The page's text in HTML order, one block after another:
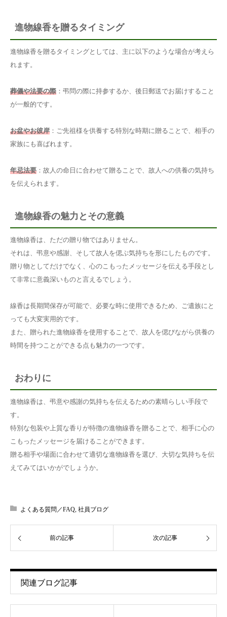
進物線香を贈るタイミング
進物線香を贈るタイミングとしては、主に以下のような場合が考えら
れます。
葬儀や法要の際 ：弔問の際に持参するか、後日郵送でお届けすること
が一般的です。
お盆やお彼岸 ：ご先祖様を供養する特別な時期に贈ることで、相手の
家族にも喜ばれます。
年忌法要 ：故人の命日に合わせて贈ることで、故人への供養の気持ち
を伝えられます。
進物線香の魅力とその意義
進物線香は、ただの贈り物ではありません。
それは、弔意や感謝、そして故人を偲ぶ気持ちを形にしたものです。
贈り物としてだけでなく、心のこもったメッセージを伝える手段とし
て非常に意義深いものと言えるでしょう。
線香は長期間保存が可能で、必要な時に使用できるため、ご遺族にと
っても大変実用的です。
また、贈られた進物線香を使用することで、故人を偲びながら供養の
時間を持つことができる点も魅力の一つです。
おわりに
進物線香は、弔意や感謝の気持ちを伝えるための素晴らしい手段で
す。
特別な包装や上質な香りが特徴の進物線香を贈ることで、相手に心の
こもったメッセージを届けることができます。
贈る相手や場面に合わせて適切な進物線香を選び、大切な気持ちを伝
えてみてはいかがでしょうか。
よくある質問／FAQ, 社員ブログ
前の記事 次の記事
関連ブログ記事